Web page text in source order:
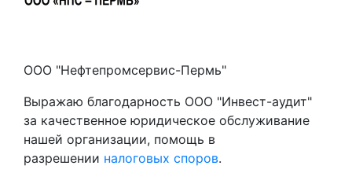
ООО "Нефтепромсервис-Пермь"
Выражаю благодарность ООО "Инвест-аудит"
за качественное юридическое обслуживание
нашей организации, помощь в
разрешении налоговых споров.